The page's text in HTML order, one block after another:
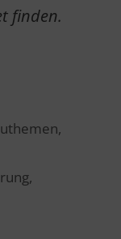
finden.
,
,